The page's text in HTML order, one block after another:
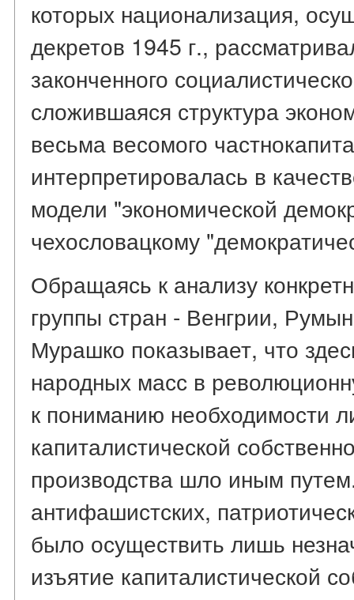
которых национализация,
декретов 1945 г.,
законченного
сложившаяся структура
весьма весомого
интерпретировалась в
модели "экономической
чехословацкому
Обращаясь к анализу
группы стран - Венгрии,
Мурашко показывает, что
народных масс в
к пониманию необходимости
капиталистической
производства шло иным
антифашистских,
было осуществить лишь
изъятие капиталистической